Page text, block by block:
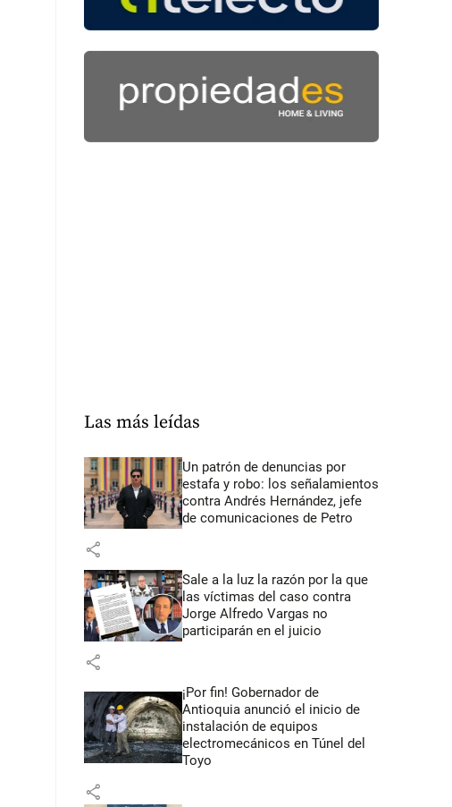
Las más leídas
Un patrón de denuncias por
estafa y robo: los señalamientos
contra Andrés Hernández, jefe
de comunicaciones de Petro
share
Sale a la luz la razón por la que
las víctimas del caso contra
Jorge Alfredo Vargas no
participarán en el juicio
share
¡Por fin! Gobernador de
Antioquia anunció el inicio de
instalación de equipos
electromecánicos en Túnel del
Toyo
share